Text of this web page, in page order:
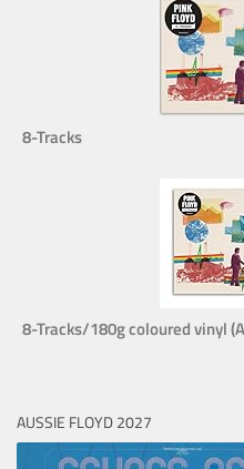
8-Tracks
8-Tracks/180g coloured vinyl
AUSSIE FLOYD 2027